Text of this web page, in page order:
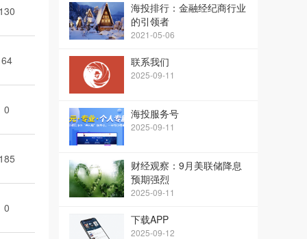
130
64
0
185
0
海投排行：金融经纪商行业
的引领者
2021-05-06
联系我们
2025-09-11
海投服务号
2025-09-11
财经观察：9月美联储降息
预期强烈
2025-09-11
下载APP
2025-09-12